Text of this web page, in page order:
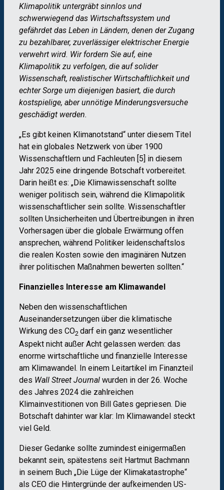
Klimapolitik untergräbt sinnlos und
schwerwiegend das Wirtschaftssystem und
gefährdet das Leben in Ländern, denen der Zugang
zu bezahlbarer, zuverlässiger elektrischer Energie
verwehrt wird. Wir fordern Sie auf, eine
Klimapolitik zu verfolgen, die auf solider
Wissenschaft, realistischer Wirtschaftlichkeit und
echter Sorge um diejenigen basiert, die durch
kostspielige, aber unnötige Minderungsversuche
geschädigt werden.
„Es gibt keinen Klimanotstand“ unter diesem Titel
hat ein globales Netzwerk von über 1900
Wissenschaftlern und Fachleuten [5] in diesem
Jahr 2025 eine dringende Botschaft vorbereitet.
Darin heißt es: „Die Klimawissenschaft sollte
weniger politisch sein, während die Klimapolitik
wissenschaftlicher sein sollte. Wissenschaftler
sollten Unsicherheiten und Übertreibungen in ihren
Vorhersagen über die globale Erwärmung offen
ansprechen, während Politiker leidenschaftslos
die realen Kosten sowie den imaginären Nutzen
ihrer politischen Maßnahmen bewerten sollten.“
Finanzielles Interesse am Klimawandel
Neben den wissenschaftlichen
Auseinandersetzungen über die klimatische
Wirkung des CO2 darf ein ganz wesentlicher
Aspekt nicht außer Acht gelassen werden: das
enorme wirtschaftliche und finanzielle Interesse
am Klimawandel. In einem Leitartikel im Finanzteil
des Wall Street Journal wurden in der 26. Woche
des Jahres 2024 die zahlreichen
Klimainvestitionen von Bill Gates gepriesen. Die
Botschaft dahinter war klar: Im Klimawandel steckt
viel Geld.
Dieser Gedanke sollte zumindest einigermaßen
bekannt sein, spätestens seit Hartmut Bachmann
in seinem Buch „Die Lüge der Klimakatastrophe“
als CEO die Hintergründe der aufkeimenden US-